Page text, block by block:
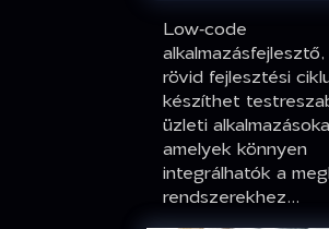
Low‑code
rövid fejlesztési
készíthet
üzleti
amelyek könnyen
integrálhatók a
rendszerekhez...